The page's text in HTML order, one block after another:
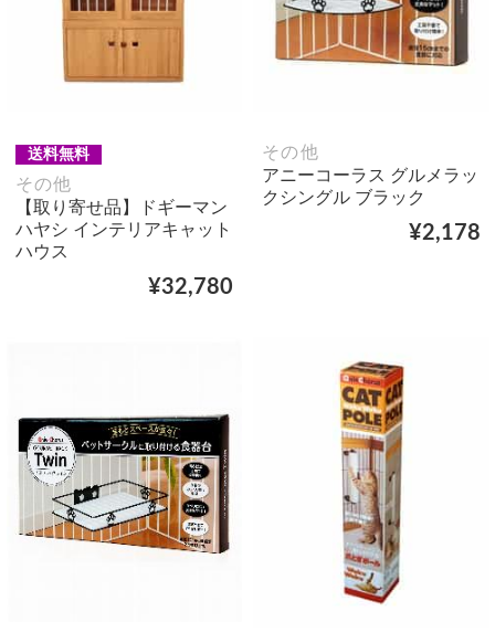
送料無料
その他
【取り寄せ品】ドギーマン
ハヤシ インテリアキャット
ハウス
¥32,780
その他
アニーコーラス グルメラッ
クシングル ブラック
¥2,178